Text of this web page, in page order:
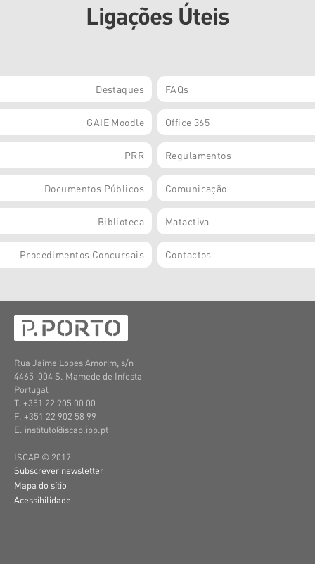
Ligações Úteis
Destaques FAQs
GAIE Moodle Office 365
PRR Regulamentos
Documentos Públicos Comunicação
Biblioteca Matactiva
Procedimentos Concursais Contactos
Rua Jaime Lopes Amorim, s/n
4465-004 S. Mamede de Infesta
Portugal
T. +351 22 905 00 00
F. +351 22 902 58 99
E. instituto@iscap.ipp.pt
ISCAP © 2017
Subscrever newsletter
Mapa do sítio
Acessibilidade